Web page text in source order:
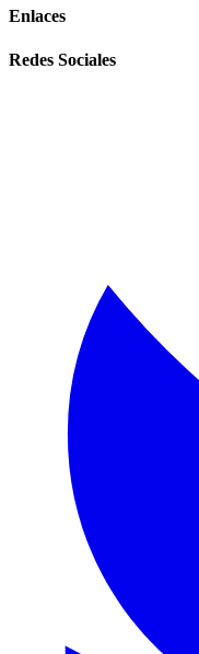
Enlaces
Redes Sociales